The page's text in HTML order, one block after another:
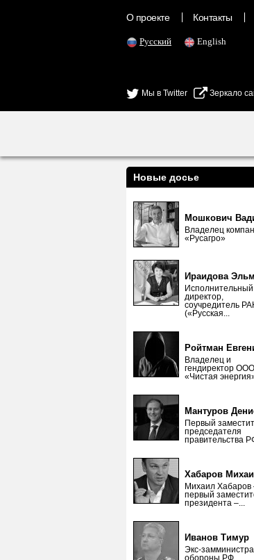
О проекте Контакты
Русский English
Мы в Twitter Зеркало
Новые досье
Мошкович
Владелец
«Русагро»
Ираидова
Исполнительный
директор,
соучредитель
(«Русская...
Ройтман
Владелец и
гендиректор ООО
«Чистая
Мантуров
Первый
председателя
правительства
Хабаров
Михаил Хабаров
первый
президента –...
Иванов Тимур
Экс-замминистра
обороны РФ